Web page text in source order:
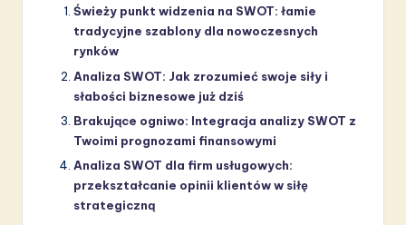
Świeży punkt widzenia na SWOT: łamie
tradycyjne szablony dla nowoczesnych
rynków
Analiza SWOT: Jak zrozumieć swoje siły i
słabości biznesowe już dziś
Brakujące ogniwo: Integracja analizy SWOT z
Twoimi prognozami finansowymi
Analiza SWOT dla firm usługowych:
przekształcanie opinii klientów w siłę
strategiczną